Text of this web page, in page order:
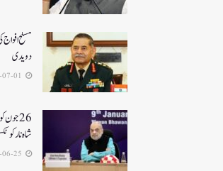
مسلح
دویدی
26جون
شاہ